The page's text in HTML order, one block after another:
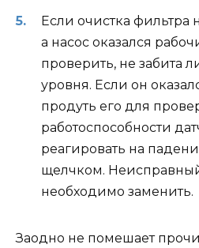
Если очистка фильтра
а насос оказался
проверить, не забита
уровня. Если он
продуть его для
работоспособности
реагировать на
щелчком.
необходимо заменить.
Заодно не помешает